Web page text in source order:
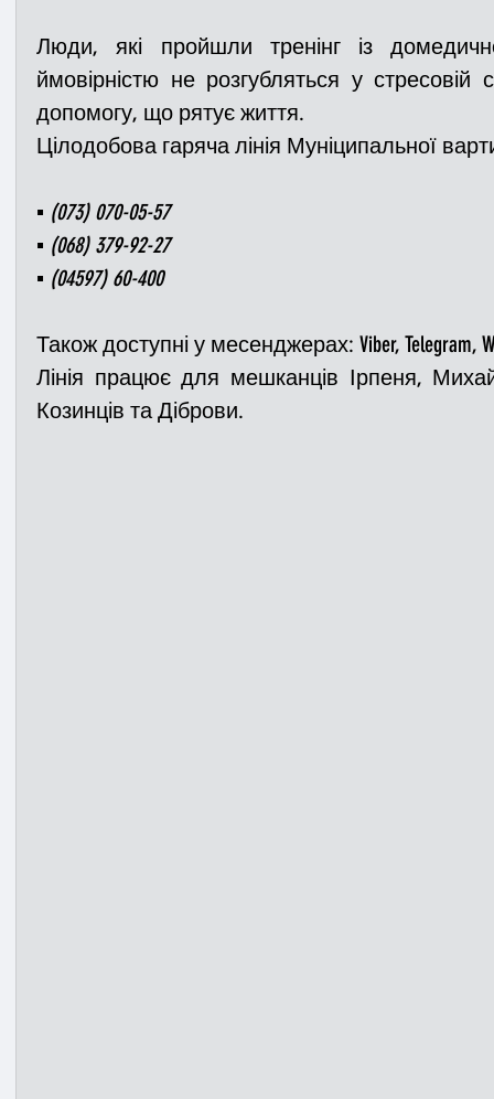
Люди, які пройшли тренінг із
ймовірністю не розгубляться у стресовій
допомогу, що рятує життя.
Цілодобова гаряча лінія Муніципальної
▪️ (073) 070-05-57
▪️ (068) 379-92-27
▪️ (04597) 60-400
Також доступні у месенджерах: Viber, Telegram,
Лінія працює для мешканців Ірпеня,
Козинців та Діброви.